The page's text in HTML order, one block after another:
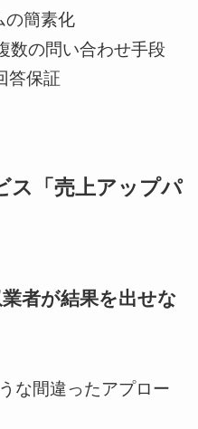
の簡素化
数の問い合わせ手段
答保証
ス「売上アップパ
者が結果を出せな
な間違ったアプロー